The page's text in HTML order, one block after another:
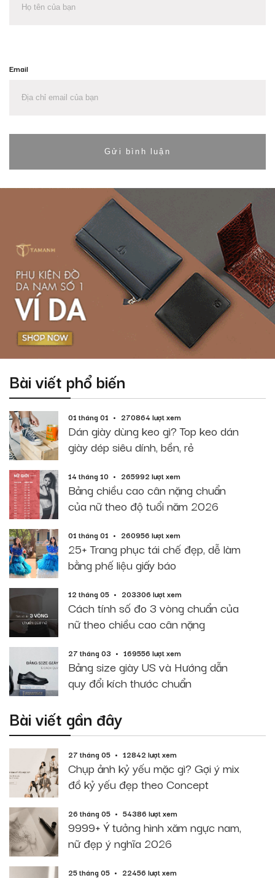
Email
Bài viết phổ biến
01 tháng 01 270864 lượt xem
Dán giày dùng keo gì? Top keo dán
giày dép siêu dính, bền, rẻ
14 tháng 10 265992 lượt xem
Bảng chiều cao cân nặng chuẩn
của nữ theo độ tuổi năm 2026
01 tháng 01 260956 lượt xem
25+ Trang phục tái chế đẹp, dễ làm
bằng phế liệu giấy báo
12 tháng 05 203306 lượt xem
Cách tính số đo 3 vòng chuẩn của
nữ theo chiều cao cân nặng
27 tháng 03 169556 lượt xem
Bảng size giày US và Hướng dẫn
quy đổi kích thước chuẩn
Bài viết gần đây
27 tháng 05 12842 lượt xem
Chụp ảnh kỷ yếu mặc gì? Gợi ý mix
đồ kỷ yếu đẹp theo Concept
26 tháng 05 54386 lượt xem
9999+ Ý tưởng hình xăm ngực nam,
nữ đẹp ý nghĩa 2026
25 tháng 05 22456 lượt xem